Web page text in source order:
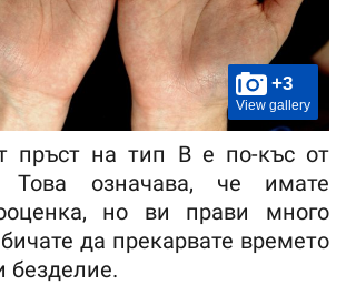
+3
View gallery
пръст на тип В е по-къс от
Това означава, че имате
но ви прави много
да прекарвате времето
безделие.